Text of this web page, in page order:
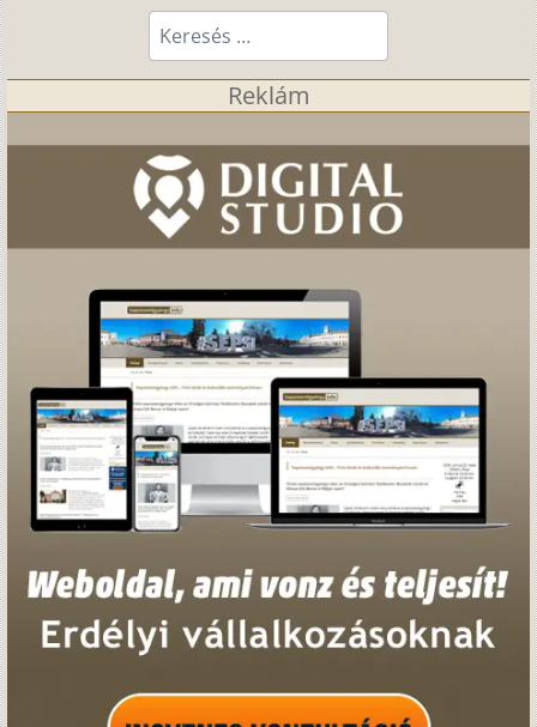
Keresés...
Reklám